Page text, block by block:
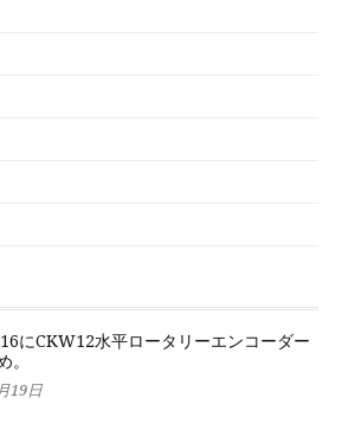
にCKW12水平ロータリーエンコーダー
。
19日